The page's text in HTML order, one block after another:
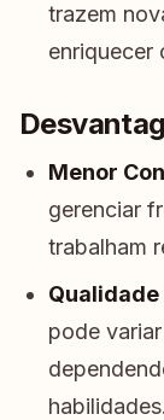
trazem
enriquecer
Menor
gerenciar
trabalham
pode
habilidades.